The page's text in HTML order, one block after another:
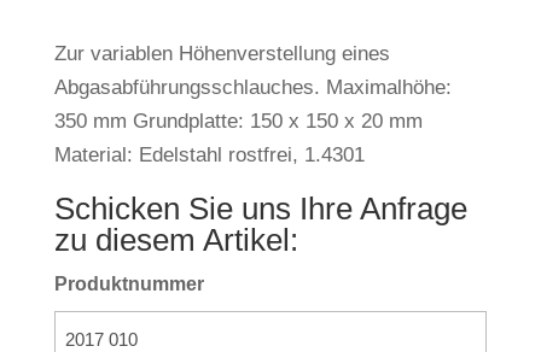
Zur variablen Höhenverstellung eines
Abgasabführungsschlauches. Maximalhöhe:
350 mm Grundplatte: 150 x 150 x 20 mm
Material: Edelstahl rostfrei, 1.4301
Schicken Sie uns Ihre Anfrage
zu diesem Artikel:
Produktnummer